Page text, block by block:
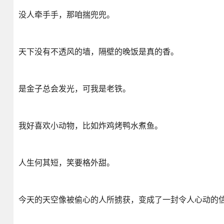
没人牵手手，那咱揣兜兜。
天下没有不透风的墙，隔壁的晚饭是真的香。
是金子总会发光，可我是老铁。
我好喜欢小动物，比如炸鸡烤鸭水煮鱼。
人生何其短，笑要格外甜。
今天的天空像被偷心的人所掳获，变成了一封令人心动的